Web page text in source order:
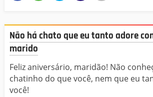
Não há chato que eu tanto adore
marido
Feliz aniversário, maridão! Não
chatinho do que você, nem que eu
você!